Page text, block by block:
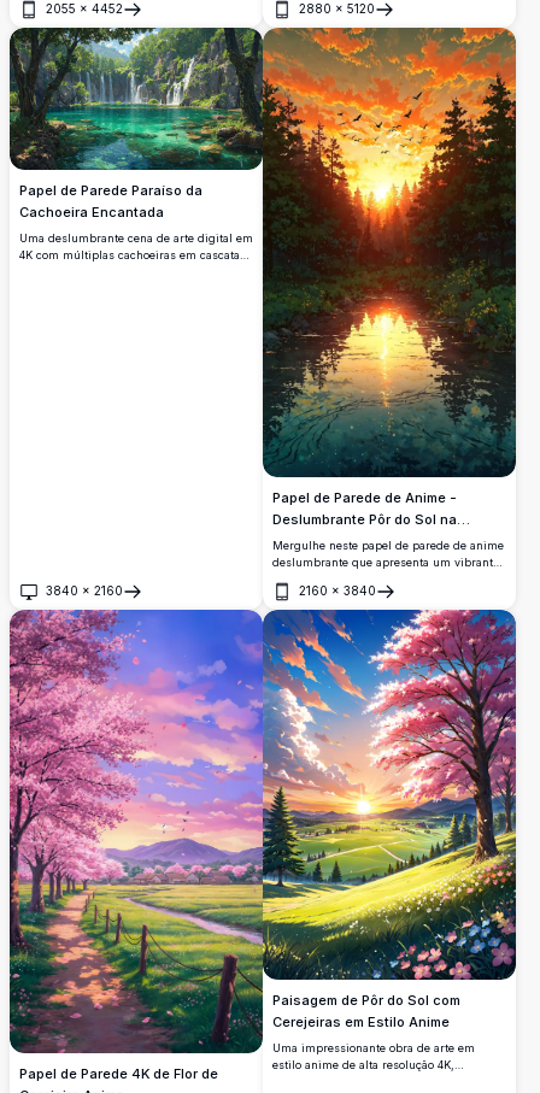
roxas contra um céu crepuscular. Perfeito
para adicionar um toque de tranquilidade
e elegância à sua tela de desktop ou
móvel.
2055 × 4452
Abrir
2880 × 5120
Abrir
Papel de Parede Paraíso da
Cachoeira Encantada
Uma deslumbrante cena de arte digital em
4K com múltiplas cachoeiras em cascata
3840 × 2160
Abrir
Papel de Parede de Anime -
Deslumbrante Pôr do Sol na
Floresta em 4K
Mergulhe neste papel de parede de anime
deslumbrante que apresenta um vibrante
pôr do sol na floresta em 4K. Um rio
sereno reflete o céu laranja e rosa
flamejante, enquadrado por exuberantes
árvores perenes. Pássaros voam acima,
adicionando vida a esta obra-prima de alta
resolução. Perfeito para melhorar sua tela
de desktop ou móvel com suas cores
detalhadas e vívidas e atmosfera tranquila.
2160 × 3840
Abrir
Papel de Parede 4K de Flor de
Paisagem de Pôr do Sol com
Cerejeiras em Estilo Anime
Uma impressionante obra de arte em
estilo anime de alta resolução 4K,